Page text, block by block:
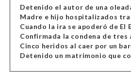
Cuando la ira se apoderó de El